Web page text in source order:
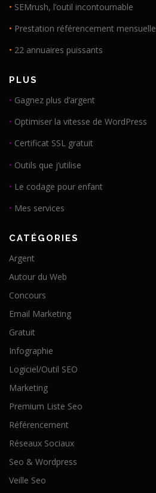
• SEMrush, l’outil incontournable
• Prestation référencement mensuelle
• 22 annuaires puissants
PLUS
• Gagnez plus d’argent
• Optimiser la vitesse de WordPress
• Certificat SSL gratuit
• Outils que j’utilise
• Le codage pour enfant
• Mes services
CATÉGORIES
Argent
Autour du Web
Concours
Email Marketing
Gratuit
Infographie
Logiciel/Outil SEO
Marketing
Premium Liste Seo
Référencement
Réseaux Sociaux
Seo & Wordpress
Veille Seo